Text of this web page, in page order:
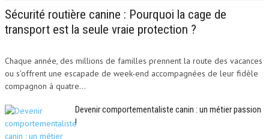
Sécurité routière canine : Pourquoi la cage de
transport est la seule vraie protection ?
Chaque année, des millions de familles prennent la route des vacances
ou s'offrent une escapade de week-end accompagnées de leur fidèle
compagnon à quatre...
Devenir comportementaliste canin : un métier passion
!